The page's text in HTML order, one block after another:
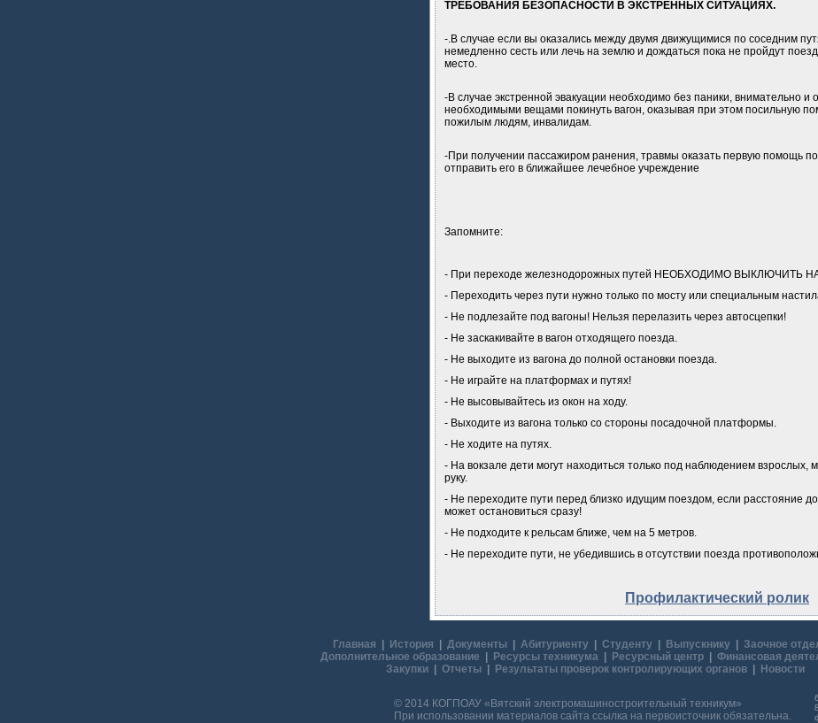
ТРЕБОВАНИЯ БЕЗОПАСНОСТИ В ЭКСТРЕННЫХ СИТУАЦИЯХ.
-.В случае если вы оказались между двумя движущимися по соседним
немедленно сесть или лечь на землю и дождаться пока не пройдут
место.
-В случае экстренной эвакуации необходимо без паники, внимательно и
необходимыми вещами покинуть вагон, оказывая при этом посильную
пожилым людям, инвалидам.
-При получении пассажиром ранения, травмы оказать первую помощь
отправить его в ближайшее лечебное учреждение
Запомните:
- При переходе железнодорожных путей НЕОБХОДИМО ВЫКЛЮЧИТЬ
- Переходить через пути нужно только по мосту или специальным
- Не подлезайте под вагоны! Нельзя перелазить через автосцепки!
- Не заскакивайте в вагон отходящего поезда.
- Не выходите из вагона до полной остановки поезда.
- Не играйте на платформах и путях!
- Не высовывайтесь из окон на ходу.
- Выходите из вагона только со стороны посадочной платформы.
- Не ходите на путях.
- На вокзале дети могут находиться только под наблюдением взрослых,
руку.
- Не переходите пути перед близко идущим поездом, если расстояние
может остановиться сразу!
- Не подходите к рельсам ближе, чем на 5 метров.
- Не переходите пути, не убедившись в отсутствии поезда
Профилактический ролик
Главная История Документы| Абитуриенту| Студенту| Выпускнику| Заочное
Дополнительное образование
Ресурсы техникума Ресурсный центр Финансовая
Закупки| Отчеты| Результаты проверок контролирующих органов| Новости
© 2014 КОГПОАУ «Вятский электромашиностроительный техникум»
При использовании материалов сайта ссылка на первоисточник обязательна.